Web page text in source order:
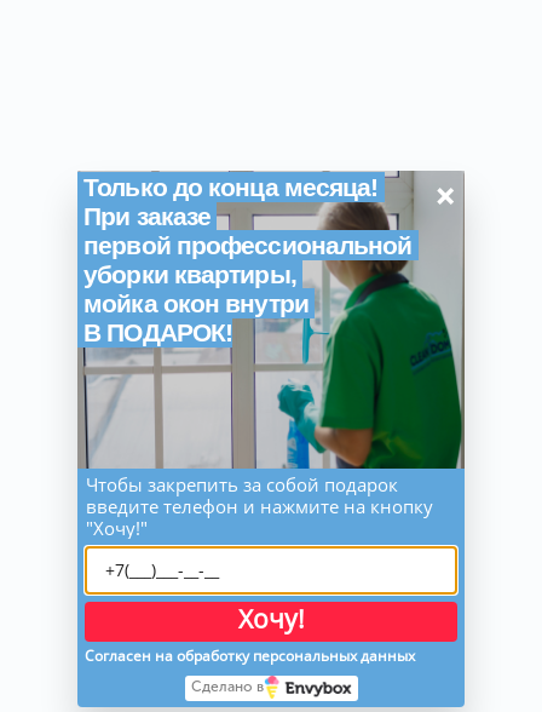
Только до конца месяца!
При заказе
первой профессиональной
уборки квартиры,
мойка окон внутри
В ПОДАРОК!
×
Чтобы закрепить за собой подарок
введите телефон и нажмите на кнопку
"Хочу!"
Хочу!
Согласен на обработку персональных данных
Сделано в